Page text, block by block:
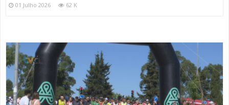
01 Julho 2026 62 K